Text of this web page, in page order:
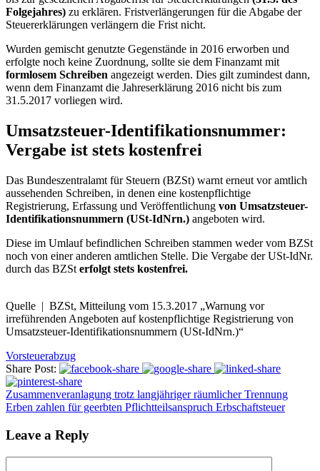
Folgejahres) zu erklären. Fristverlängerungen für die Abgabe der
Steuererklärungen verlängern die Frist nicht.
Wurden gemischt genutzte Gegenstände in 2016 erworben und
erfolgte noch keine Zuordnung, sollte sie dem Finanzamt mit
formlosem Schreiben angezeigt werden. Dies gilt zumindest dann,
wenn dem Finanzamt die Jahreserklärung 2016 nicht bis zum
31.5.2017 vorliegen wird.
Umsatzsteuer-Identifikationsnummer:
Vergabe ist stets kostenfrei
Das Bundeszentralamt für Steuern (BZSt) warnt erneut vor amtlich
aussehenden Schreiben, in denen eine kostenpflichtige
Registrierung, Erfassung und Veröffentlichung von Umsatzsteuer-
Identifikationsnummern (USt-IdNrn.) angeboten wird.
Diese im Umlauf befindlichen Schreiben stammen weder vom BZSt
noch von einer anderen amtlichen Stelle. Die Vergabe der USt-IdNr.
durch das BZSt erfolgt stets kostenfrei.
Quelle | BZSt, Mitteilung vom 15.3.2017 „Warnung vor
irreführenden Angeboten auf kostenpflichtige Registrierung von
Umsatzsteuer-Identifikationsnummern (USt-IdNrn.)“
Vorsteuerabzug
Share Post:
Zusammenveranlagung trotz langjähriger räumlicher Trennung
Erben zahlen für geerbten Pflichtteilsanspruch Erbschaftsteuer
Leave a Reply